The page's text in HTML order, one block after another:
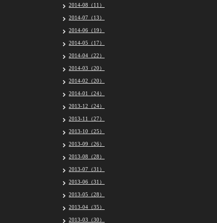
2014-08（11）
2014-07（13）
2014-06（19）
2014-05（17）
2014-04（22）
2014-03（20）
2014-02（20）
2014-01（24）
2013-12（24）
2013-11（27）
2013-10（25）
2013-09（26）
2013-08（28）
2013-07（31）
2013-06（31）
2013-05（28）
2013-04（35）
2013-03（30）